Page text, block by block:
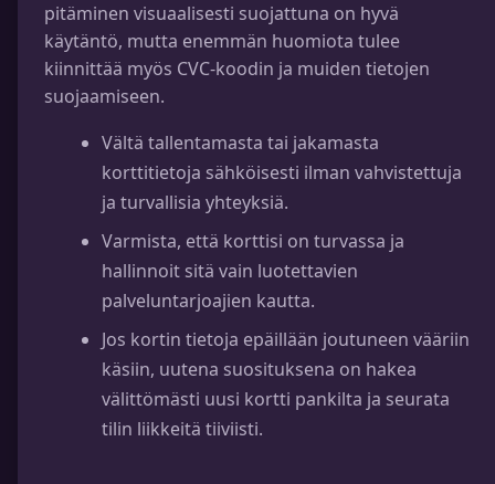
pitäminen visuaalisesti suojattuna on hyvä
käytäntö, mutta enemmän huomiota tulee
kiinnittää myös CVC-koodin ja muiden tietojen
suojaamiseen.
Vältä tallentamasta tai jakamasta
korttitietoja sähköisesti ilman vahvistettuja
ja turvallisia yhteyksiä.
Varmista, että korttisi on turvassa ja
hallinnoit sitä vain luotettavien
palveluntarjoajien kautta.
Jos kortin tietoja epäillään joutuneen vääriin
käsiin, uutena suosituksena on hakea
välittömästi uusi kortti pankilta ja seurata
tilin liikkeitä tiiviisti.